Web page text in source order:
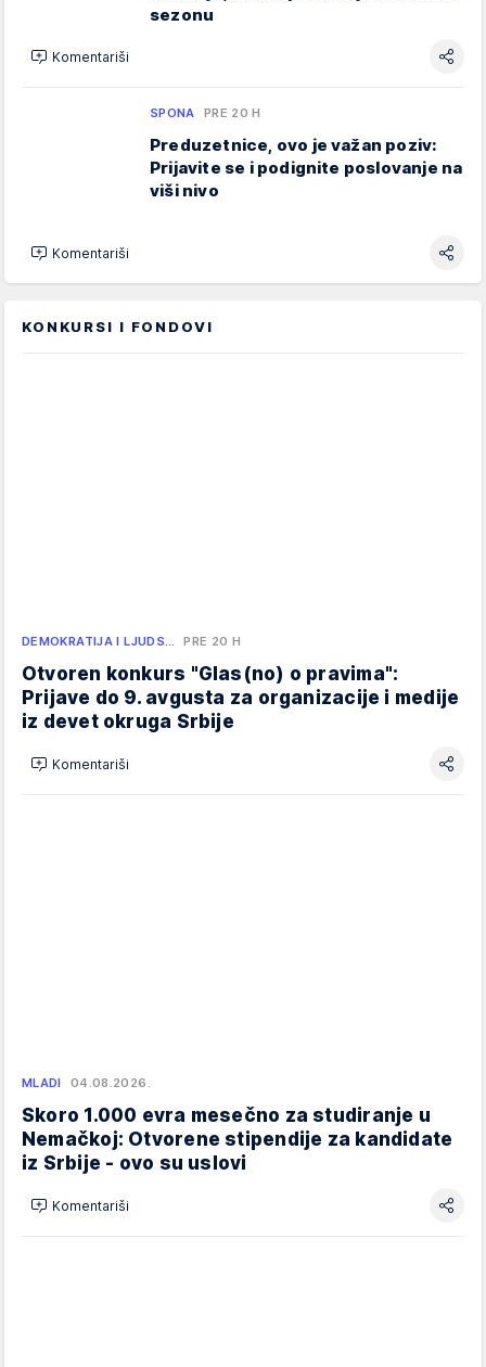
sezonu
Komentariši
SPONA PRE 20 H
Preduzetnice, ovo je važan poziv:
Prijavite se i podignite poslovanje na
viši nivo
Komentariši
KONKURSI I FONDOVI
DEMOKRATIJA I LJUDS… PRE 20 H
Otvoren konkurs "Glas(no) o pravima":
Prijave do 9. avgusta za organizacije i medije
iz devet okruga Srbije
Komentariši
MLADI 04.08.2026.
Skoro 1.000 evra mesečno za studiranje u
Nemačkoj: Otvorene stipendije za kandidate
iz Srbije - ovo su uslovi
Komentariši